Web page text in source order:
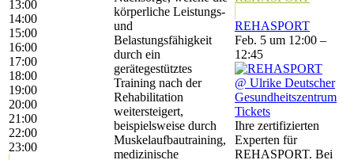
13:00
14:00
15:00
16:00
17:00
18:00
19:00
20:00
21:00
22:00
23:00
körperliche Leistungs-
und
Belastungsfähigkeit
durch ein
gerätegestütztes
Training nach der
Rehabilitation
weitersteigert,
beispielsweise durch
Muskelaufbautraining,
medizinische
REHASPORT
Feb. 5 um 12:00 –
12:45
Tickets
Ihre zertifizierten
Experten für
REHASPORT. Bei